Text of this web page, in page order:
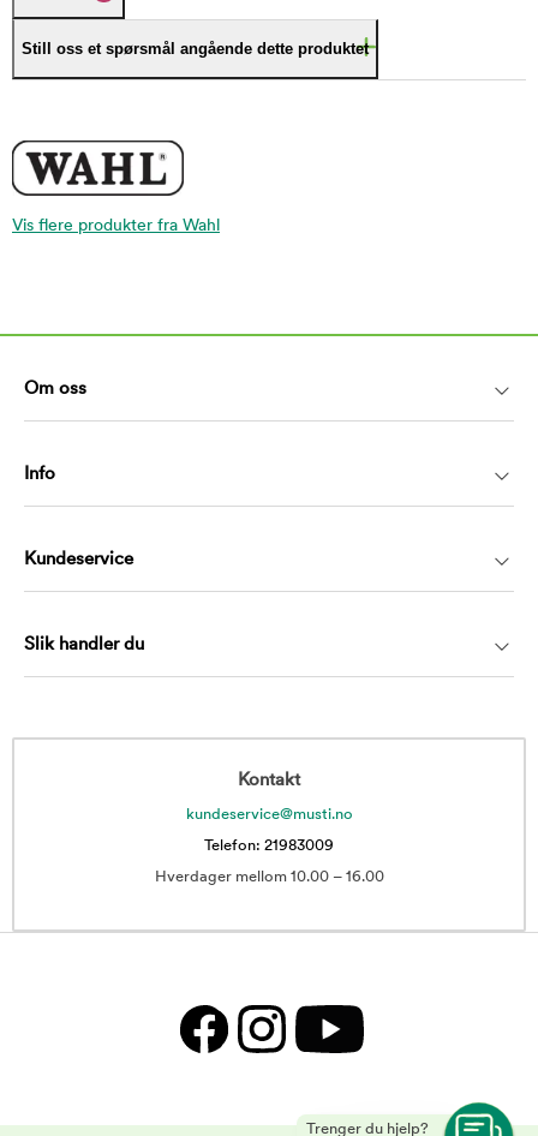
Still oss et spørsmål angående dette produktet
Vis flere produkter fra Wahl
Trenger du hjelp?
Om oss
Info
Kundeservice
Slik handler du
Kontakt
kundeservice@musti.no
Telefon: 21983009
Hverdager mellom 10.00 – 16.00